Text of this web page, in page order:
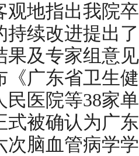
观地指出我院
持续改进提出
专家组意见
《广东省卫生
民医院等38家
式被确认为广
次脑血管病学